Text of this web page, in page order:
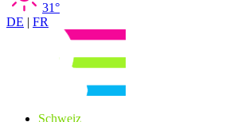
31°
DE | FR
Schweiz